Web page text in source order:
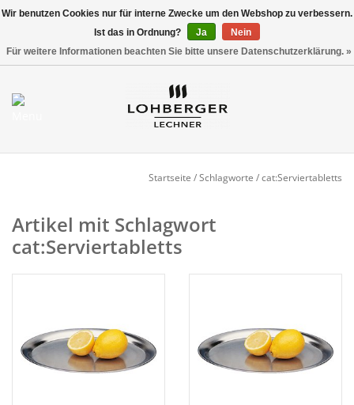
Mein Konto / Kundenkonto
NEU
Fingerfood
Startseite /Schlagworte /cat:Serviertabletts
Artikel mit Schlagwort
cat:Serviertabletts
Wir benutzen Cookies nur für interne Zwecke um den Webshop zu verbessern.
Ist das in Ordnung?
Ja
Nein
Für weitere Informationen beachten Sie bitte unsere Datenschutzerklärung. »